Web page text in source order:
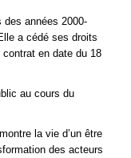
années 2000-
a cédé ses droits
en date du 18
au cours du
la vie d’un être
des acteurs